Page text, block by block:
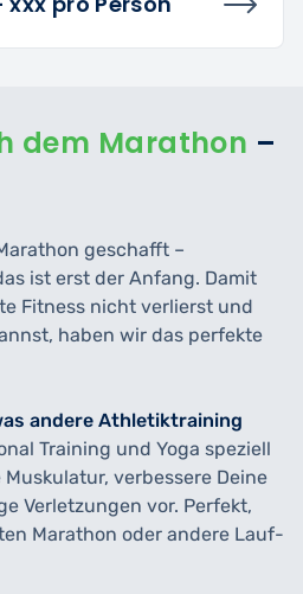
dem Marathon –
geschafft –
ist erst der Anfang. Damit
Fitness nicht verlierst und
haben wir das perfekte
andere Athletiktraining
Training und Yoga speziell
verbessere Deine
Verletzungen vor. Perfekt,
Marathon oder andere Lauf-